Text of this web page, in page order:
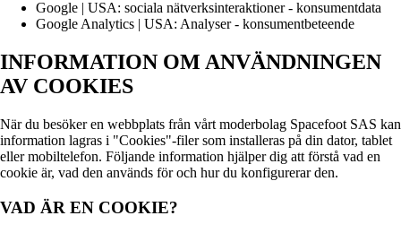
Google | USA: sociala nätverksinteraktioner - konsumentdata
Google Analytics | USA: Analyser - konsumentbeteende
INFORMATION OM ANVÄNDNINGEN
AV COOKIES
När du besöker en webbplats från vårt moderbolag Spacefoot SAS kan
information lagras i "Cookies"-filer som installeras på din dator, tablet
eller mobiltelefon. Följande information hjälper dig att förstå vad en
cookie är, vad den används för och hur du konfigurerar den.
VAD ÄR EN COOKIE?